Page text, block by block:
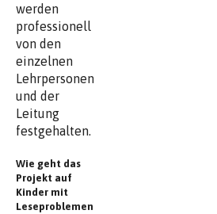
werden
professionell
von den
einzelnen
Lehrpersonen
und der
Leitung
festgehalten.
Wie geht das
Projekt auf
Kinder mit
Leseproblemen